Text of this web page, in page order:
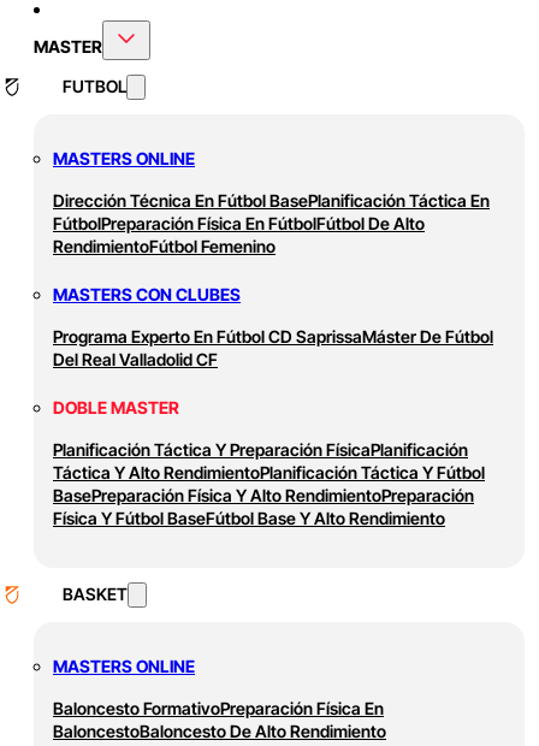
MASTER
FUTBOL
MASTERS ONLINE
Dirección Técnica En Fútbol BasePlanificación Táctica En
FútbolPreparación Física En FútbolFútbol De Alto
RendimientoFútbol Femenino
MASTERS CON CLUBES
Programa Experto En Fútbol CD SaprissaMáster De Fútbol
Del Real Valladolid CF
DOBLE MASTER
Planificación Táctica Y Preparación FísicaPlanificación
Táctica Y Alto RendimientoPlanificación Táctica Y Fútbol
BasePreparación Física Y Alto RendimientoPreparación
Física Y Fútbol BaseFútbol Base Y Alto Rendimiento
BASKET
MASTERS ONLINE
Baloncesto FormativoPreparación Física En
BaloncestoBaloncesto De Alto Rendimiento